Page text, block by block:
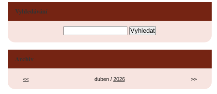
Vyhledávání
Archiv
<< duben / 2026 >>